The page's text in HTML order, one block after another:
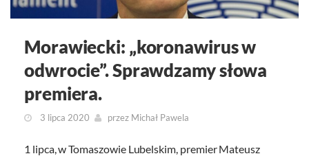
Morawiecki: „koronawirus w
odwrocie”. Sprawdzamy słowa
premiera.
3 lipca 2020 przez Michał Pawela
1 lipca, w Tomaszowie Lubelskim, premier Mateusz